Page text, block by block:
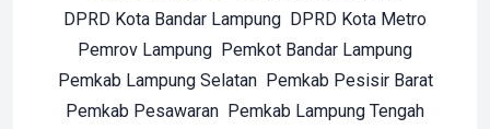
DPRD Kota Bandar Lampung DPRD Kota Metro
Pemrov Lampung Pemkot Bandar Lampung
Pemkab Lampung Selatan Pemkab Pesisir Barat
Pemkab Pesawaran Pemkab Lampung Tengah